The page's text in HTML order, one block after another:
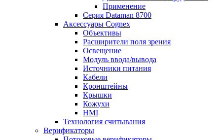
Применение
Серия Dataman 8700
Аксессуары Cognex
Объективы
Расширители поля зрения
Освещение
Модуль ввода/вывода
Источники питания
Кабели
Кронштейны
Крышки
Кожухи
HMI
Технология считывания
Верификаторы